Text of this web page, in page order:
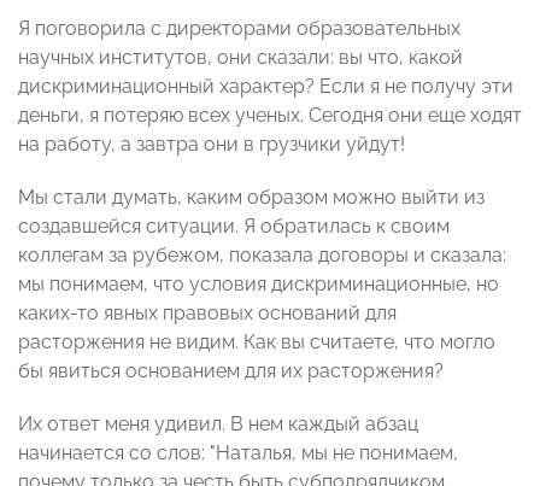
Я поговорила с директорами образовательных
научных институтов, они сказали: вы что, какой
дискриминационный характер? Если я не получу эти
деньги, я потеряю всех ученых. Сегодня они еще ходят
на работу, а завтра они в грузчики уйдут!
Мы стали думать, каким образом можно выйти из
создавшейся ситуации. Я обратилась к своим
коллегам за рубежом, показала договоры и сказала:
мы понимаем, что условия дискриминационные, но
каких-то явных правовых оснований для
расторжения не видим. Как вы считаете, что могло
бы явиться основанием для их расторжения?
Их ответ меня удивил. В нем каждый абзац
начинается со слов: "Наталья, мы не понимаем,